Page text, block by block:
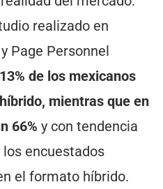
realizado en
Page Personnel
de los mexicanos
mientras que en
66% y con tendencia
los encuestados
el formato híbrido.